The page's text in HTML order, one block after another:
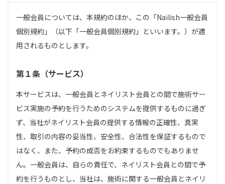
一般会員については、本規約のほか、この「Nailish一般会員
個別規約」（以下「一般会員個別規約」といいます。）が適
用されるものとします。
第１条（サービス）
本サービスは、一般会員とネイリスト会員との間で施術サー
ビス実施の予約を行うためのシステムを提供するものに過ぎ
ず、当社がネイリスト会員の提供する情報の正確性、真実
性、取引の内容の妥当性、安全性、合法性を保証するもので
はなく、また、予約の成否をお約束するものでもありませ
ん。一般会員は、自らの責任で、ネイリスト会員との間で予
約を行うものとし、当社は、施術に関する一般会員とネイリ